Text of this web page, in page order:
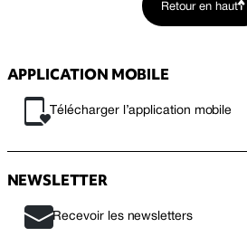
Retour en haut
APPLICATION MOBILE
Télécharger l’application mobile
NEWSLETTER
Recevoir les newsletters